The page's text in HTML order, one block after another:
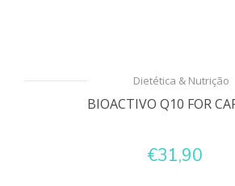
Dietética & Nutrição
BIOACTIVO Q10 FOR
€31,90